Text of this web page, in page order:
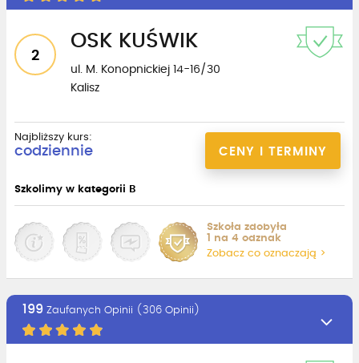
2
OSK KUŚWIK
ul. M. Konopnickiej 14-16/30
Kalisz
CENY I TERMINY
Najbliższy kurs:
codziennie
Szkolimy w kategorii B
Szkoła zdobyła
1 na 4 odznak
Zobacz co oznaczają >
199 Zaufanych Opinii (306 Opinii)